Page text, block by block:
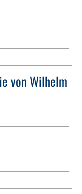
von Wilhelm